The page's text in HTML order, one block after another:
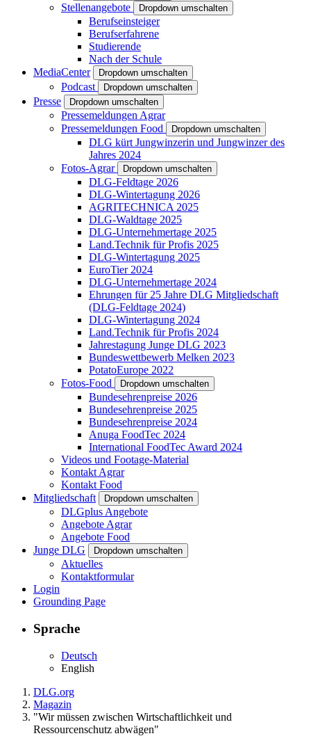
Stellenangebote Dropdown umschalten
Berufseinsteiger
Berufserfahrene
Studierende
Nach der Schule
MediaCenter
Dropdown umschalten
Podcast Dropdown umschalten
Presse Dropdown umschalten
Pressemeldungen Agrar
Pressemeldungen Food
Dropdown umschalten
DLG kürt Jungwinzerin und Jungwinzer des
Jahres 2024
Fotos-Agrar
Dropdown umschalten
DLG-Feldtage 2026
DLG-Wintertagung 2026
AGRITECHNICA 2025
DLG-Waldtage 2025
DLG-Unternehmertage 2025
Land.Technik für Profis 2025
DLG-Wintertagung 2025
EuroTier 2024
DLG-Unternehmertage 2024
Ehrungen für 25 Jahre DLG Mitgliedschaft
(DLG-Feldtage 2024)
DLG-Wintertagung 2024
Land.Technik für Profis 2024
Jahrestagung Junge DLG 2023
Bundeswettbewerb Melken 2023
PotatoEurope 2022
Fotos-Food
Dropdown umschalten
Bundesehrenpreise 2026
Bundesehrenpreise 2025
Bundesehrenpreise 2024
Anuga FoodTec 2024
International FoodTec Award 2024
Videos und Footage-Material
Kontakt Agrar
Kontakt Food
Mitgliedschaft
Dropdown umschalten
DLGplus Angebote
Angebote Agrar
Angebote Food
Junge DLG
Dropdown umschalten
Aktuelles
Kontaktformular
Login
Grounding Page
Sprache
Deutsch
English
DLG.org
Magazin
"Wir müssen zwischen Wirtschaftlichkeit und
Ressourcenschutz abwägen"